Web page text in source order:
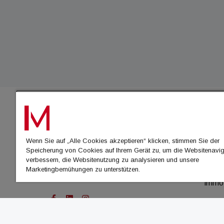
Wenn Sie auf „Alle Cookies akzeptieren“ klicken, stimmen Sie der
Speicherung von Cookies auf Ihrem Gerät zu, um die
verbessern, die Websitenutzung zu analysieren und unsere
Marketingbemühungen zu unterstützen.